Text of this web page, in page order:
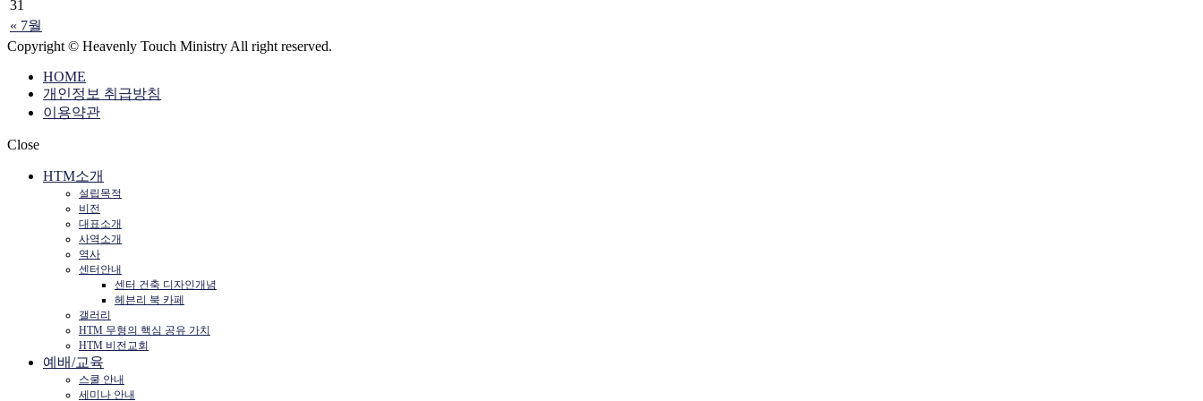
« 7월
31
Copyright © Heavenly Touch Ministry All right reserved.
HOME
개인정보 취급방침
이용약관
Close
HTM소개
설립목적
비전
대표소개
사역소개
역사
센터안내
센터 건축 디자인개념
헤븐리 북 카페
갤러리
HTM 무형의 핵심 공유 가치
HTM 비전교회
예배/교육
스쿨 안내
세미나 안내